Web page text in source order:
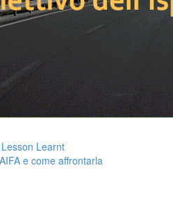
Learnt
e come affrontarla